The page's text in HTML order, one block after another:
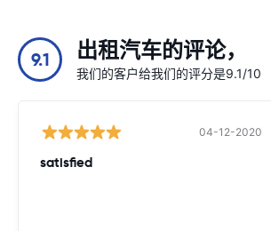
9.1 出租汽车的评论，
我们的客户给我们的评分是9.1/10
04-12-2020
satisfied